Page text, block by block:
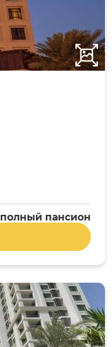
полный пансион